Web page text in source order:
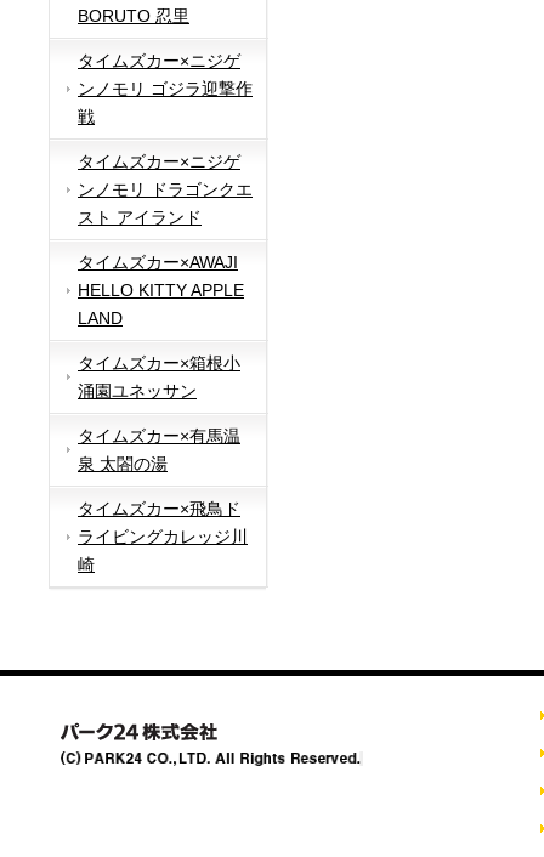
BORUTO 忍里
タイムズカー×ニジゲ
ンノモリ ゴジラ迎撃作
戦
タイムズカー×ニジゲ
ンノモリ ドラゴンクエ
スト アイランド
タイムズカー×AWAJI
HELLO KITTY APPLE
LAND
タイムズカー×箱根小
涌園ユネッサン
タイムズカー×有馬温
泉 太閤の湯
タイムズカー×飛鳥ド
ライビングカレッジ川
崎